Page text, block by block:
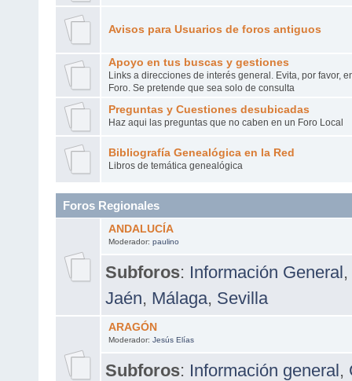
Avisos para Usuarios de foros antiguos
Apoyo en tus buscas y gestiones
Links a direcciones de interés general. Evita, por favor,
Foro. Se pretende que sea solo de consulta
Preguntas y Cuestiones desubicadas
Haz aqui las preguntas que no caben en un Foro Local
Bibliografía Genealógica en la Red
Libros de temática genealógica
Foros Regionales
ANDALUCÍA
Moderador: paulino
Subforos: Información General,
Jaén, Málaga, Sevilla
ARAGÓN
Moderador: Jesús Elías
Subforos: Información general,